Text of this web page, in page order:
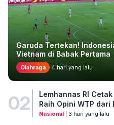
Garuda Tertekan!
Vietnam di Babak Pertama
Olahraga 4 hari yang lalu
02
Lemhannas RI
Raih Opini WTP dari
Nasional| 3 hari yang lalu